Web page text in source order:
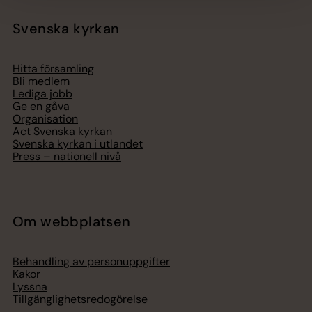
Svenska kyrkan
Hitta församling
Bli medlem
Lediga jobb
Ge en gåva
Organisation
Act Svenska kyrkan
Svenska kyrkan i utlandet
Press – nationell nivå
Om webbplatsen
Behandling av personuppgifter
Kakor
Lyssna
Tillgänglighetsredogörelse